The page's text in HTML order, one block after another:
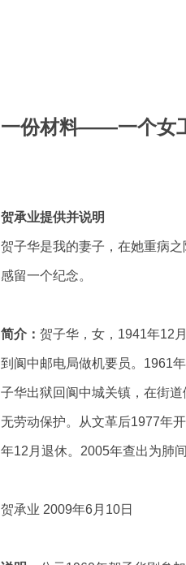
一份材料――一个女
贺承业提供并说明
贺子华是我的妻子，在她重病
感留一个纪念。
简介： 贺子华，女，1941年12
到阆中邮电局做机要员。1961
子华出狱回阆中城关镇，在街
无劳动保护。从文革后1977年
年12月退休。2005年查出为肺
贺承业 2009年6月10日